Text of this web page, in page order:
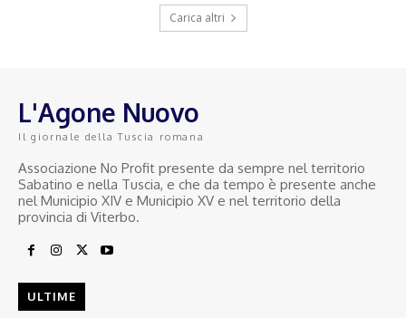
Carica altri
L'Agone Nuovo
Il giornale della Tuscia romana
Associazione No Profit presente da sempre nel territorio
Sabatino e nella Tuscia, e che da tempo è presente anche
nel Municipio XIV e Municipio XV e nel territorio della
provincia di Viterbo.
ULTIME